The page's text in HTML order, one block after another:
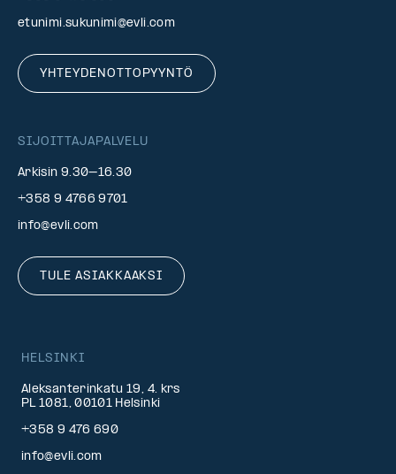
etunimi.sukunimi@evli.com
YHTEYDENOTTOPYYNTÖ
SIJOITTAJAPALVELU
Arkisin 9.30–16.30
+358 9 4766 9701
info@evli.com
TULE ASIAKKAAKSI
HELSINKI
Aleksanterinkatu 19, 4. krs
PL 1081, 00101 Helsinki
+358 9 476 690
info@evli.com